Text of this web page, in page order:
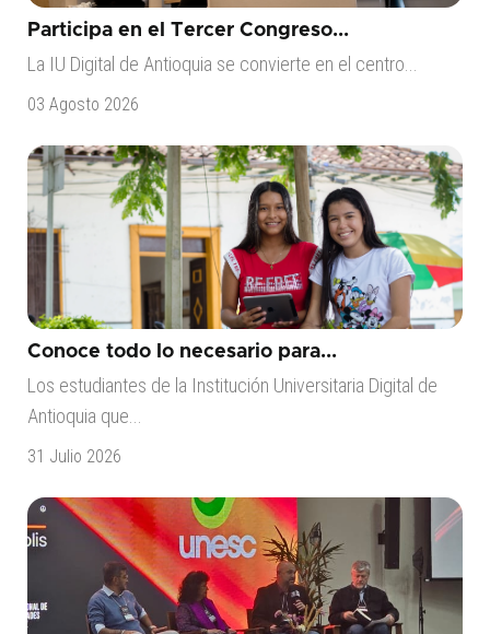
Participa en el Tercer Congreso...
La IU Digital de Antioquia se convierte en el centro...
03 Agosto 2026
Conoce todo lo necesario para...
Los estudiantes de la Institución Universitaria Digital de
Antioquia que...
31 Julio 2026